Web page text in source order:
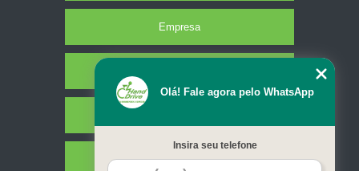
Empresa
Contato
Olá! Fale agora pelo WhatsApp
Insira seu telefone